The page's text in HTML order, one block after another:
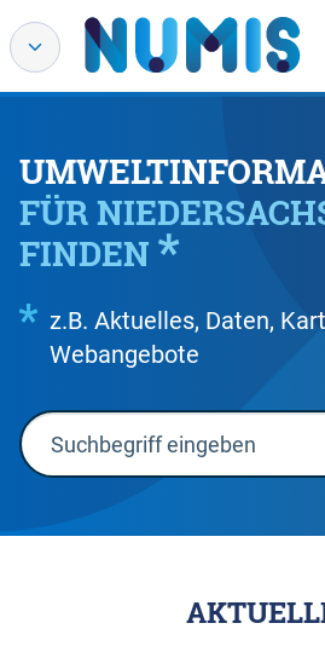
FÜR
FINDEN
z.B. Aktuelles, Daten,
Webangebote